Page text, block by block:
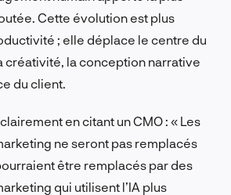
Cette évolution est plus
; elle déplace le centre du
créativité, la conception narrative
du client.
en citant un CMO : « Les
ne seront pas remplacés
être remplacés par des
qui utilisent l’IA plus